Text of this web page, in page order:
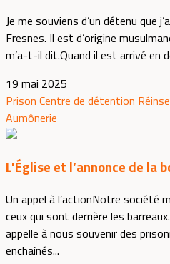
Je me souviens d’un détenu que
Fresnes. Il est d’origine
m’a-t-il dit.Quand il est arrivé en
19 mai 2025
Prison Centre de détention
Aumônerie
L'Église et l’annonce de la
Un appel à l’actionNotre société
ceux qui sont derrière les
appelle à nous souvenir des
enchaînés...